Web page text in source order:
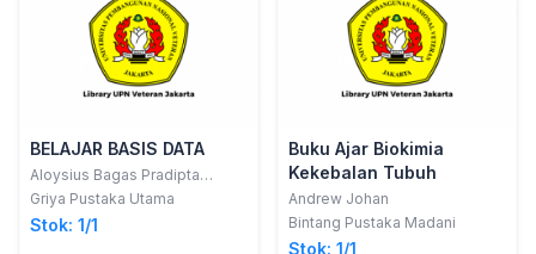
BELAJAR BASIS DATA
Aloysius Bagas Pradipta
Irianto, S.Kom., M.; Clara Hetty
Primasari, S.T., M.Cs
Griya Pustaka Utama
Stok: 1/1
Buku Ajar Biokimia
Kekebalan Tubuh
Andrew Johan
Bintang Pustaka Madani
Stok: 1/1